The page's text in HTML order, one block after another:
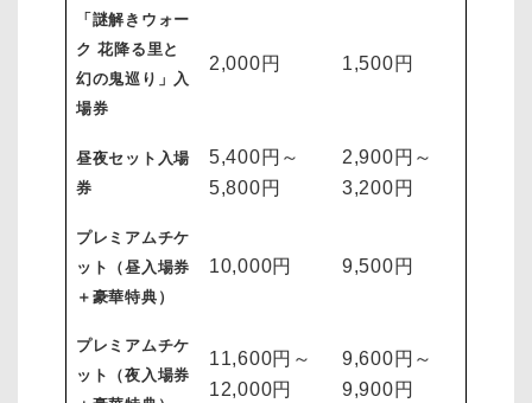
「謎解きウォー
ク 花降る里と
幻の鬼巡り」入
場券
2,000円 1,500円
昼夜セット入場
券
5,400円～
5,800円
2,900円～
3,200円
プレミアムチケ
ット（昼入場券
＋豪華特典）
10,000円 9,500円
プレミアムチケ
ット（夜入場券
11,600円～
12,000円
9,600円～
9,900円